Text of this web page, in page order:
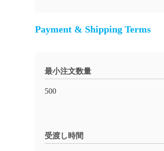
Payment & Shipping Terms
最小注文数量
500
受渡し時間